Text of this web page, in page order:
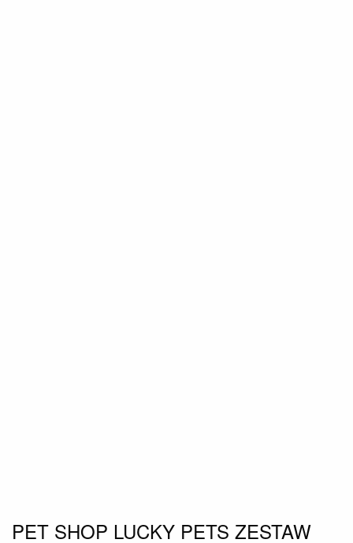
PET SHOP LUCKY PETS ZESTAW